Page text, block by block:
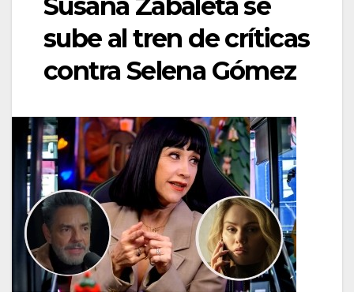
Susana Zabaleta se
sube al tren de críticas
contra Selena Gómez